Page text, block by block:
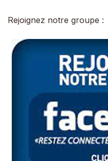
Rejoignez notre groupe :